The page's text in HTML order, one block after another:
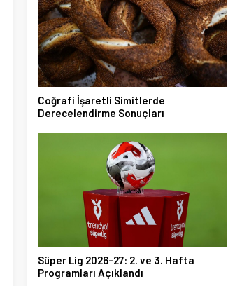
Coğrafi İşaretli Simitlerde
Derecelendirme Sonuçları
Süper Lig 2026-27: 2. ve 3. Hafta
Programları Açıklandı